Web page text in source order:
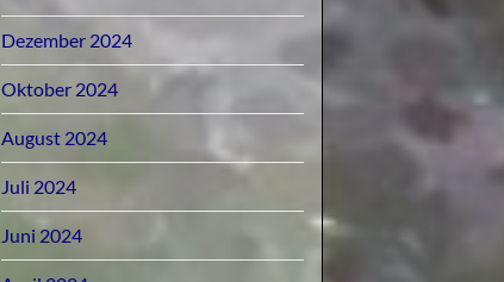
Dezember 2024
Oktober 2024
August 2024
Juli 2024
Juni 2024